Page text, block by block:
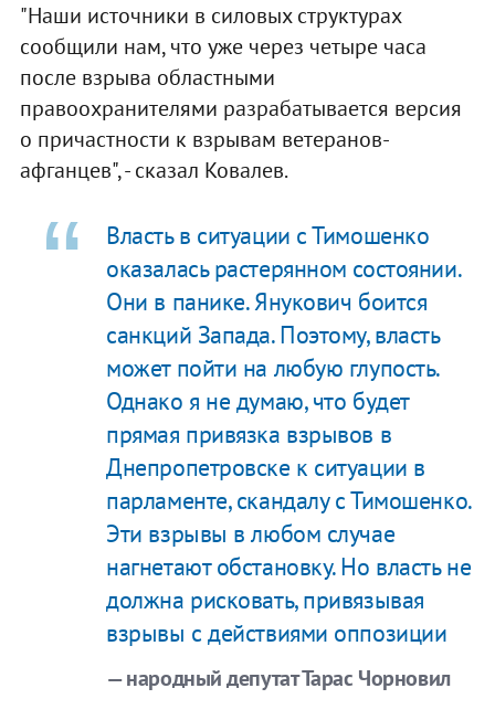
"Наши источники в силовых структурах
сообщили нам, что уже через четыре часа
после взрыва областными
правоохранителями разрабатывается версия
о причастности к взрывам ветеранов-
афганцев", - сказал Ковалев.
Власть в ситуации с Тимошенко
оказалась растерянном состоянии.
Они в панике. Янукович боится
санкций Запада. Поэтому, власть
может пойти на любую глупость.
Однако я не думаю, что будет
прямая привязка взрывов в
Днепропетровске к ситуации в
парламенте, скандалу с Тимошенко.
Эти взрывы в любом случае
нагнетают обстановку. Но власть не
должна рисковать, привязывая
взрывы с действиями оппозиции
— народный депутат Тарас Чорновил